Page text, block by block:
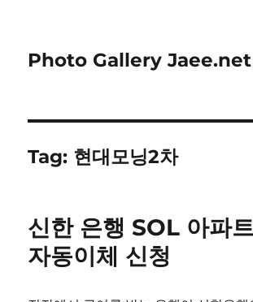
Photo Gallery Jaee.net
Tag: 현대모닝2차
신한 은행 SOL 아파
자동이체 신청